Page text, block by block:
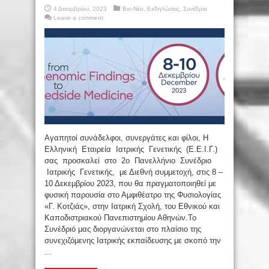
4 Δεκεμβρίου, 2023 Βιο-Νέα Εκδηλώσεις
Συνέδρια
Leave a comment
Αγαπητοί συνάδελφοι, συνεργάτες και φίλοι, Η
Ελληνική Εταιρεία Ιατρικής Γενετικής (Ε.Ε.Ι.Γ.)
σας προσκαλεί στο 2ο Πανελλήνιο Συνέδριο
Ιατρικής Γενετικής, με Διεθνή συμμετοχή, στις 8 –
10 Δεκεμβρίου 2023, που θα πραγματοποιηθεί με
φυσική παρουσία στο Αμφιθέατρο της Φυσιολογίας
«Γ. Κοτζιάς», στην Ιατρική Σχολή, του Εθνικού και
Καποδιστριακού Πανεπιστημίου Αθηνών.Το
Συνέδριό μας διοργανώνεται στο πλαίσιο της
συνεχιζόμενης Ιατρικής εκπαίδευσης με σκοπό την